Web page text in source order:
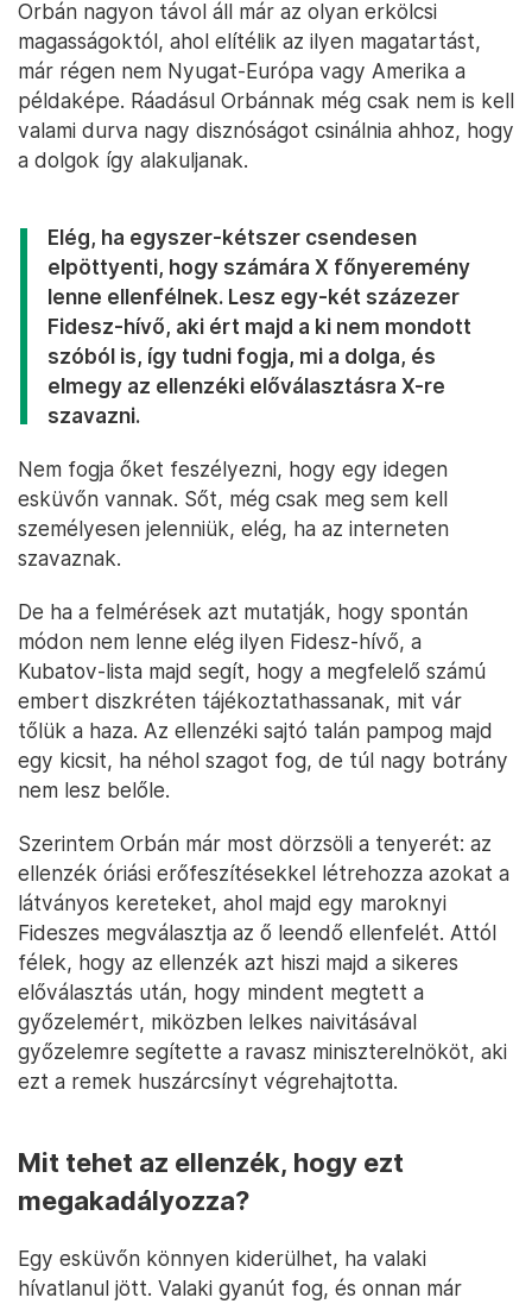
Orbán nagyon távol áll már az olyan erkölcsi
magasságoktól, ahol elítélik az ilyen magatartást,
már régen nem Nyugat-Európa vagy Amerika a
példaképe. Ráadásul Orbánnak még csak nem is kell
valami durva nagy disznóságot csinálnia ahhoz, hogy
a dolgok így alakuljanak.
Elég, ha egyszer-kétszer csendesen
elpöttyenti, hogy számára X főnyeremény
lenne ellenfélnek. Lesz egy-két százezer
Fidesz-hívő, aki ért majd a ki nem mondott
szóból is, így tudni fogja, mi a dolga, és
elmegy az ellenzéki előválasztásra X-re
szavazni.
Nem fogja őket feszélyezni, hogy egy idegen
esküvőn vannak. Sőt, még csak meg sem kell
személyesen jelenniük, elég, ha az interneten
szavaznak.
De ha a felmérések azt mutatják, hogy spontán
módon nem lenne elég ilyen Fidesz-hívő, a
Kubatov-lista majd segít, hogy a megfelelő számú
embert diszkréten tájékoztathassanak, mit vár
tőlük a haza. Az ellenzéki sajtó talán pampog majd
egy kicsit, ha néhol szagot fog, de túl nagy botrány
nem lesz belőle.
Szerintem Orbán már most dörzsöli a tenyerét: az
ellenzék óriási erőfeszítésekkel létrehozza azokat a
látványos kereteket, ahol majd egy maroknyi
Fideszes megválasztja az ő leendő ellenfelét. Attól
félek, hogy az ellenzék azt hiszi majd a sikeres
előválasztás után, hogy mindent megtett a
győzelemért, miközben lelkes naivitásával
győzelemre segítette a ravasz miniszterelnököt, aki
ezt a remek huszárcsínyt végrehajtotta.
Mit tehet az ellenzék, hogy ezt
megakadályozza?
Egy esküvőn könnyen kiderülhet, ha valaki
hívatlanul jött. Valaki gyanút fog, és onnan már